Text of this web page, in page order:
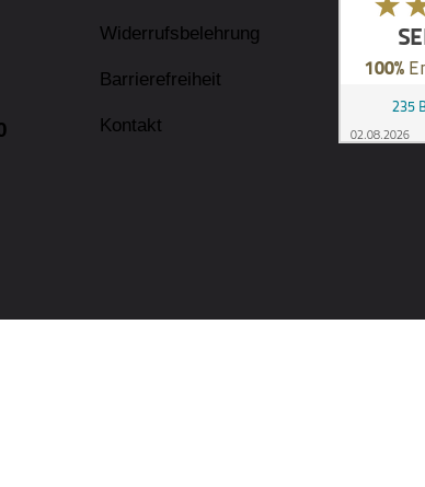
Widerrufsbelehrung
Barrierefreiheit
Kontakt